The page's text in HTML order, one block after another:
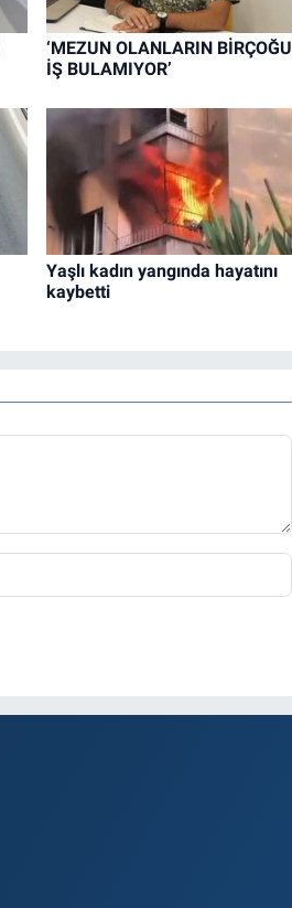
‘MEZUN OLANLARIN BİRÇOĞU
İŞ BULAMIYOR’
Yaşlı kadın yangında hayatını
kaybetti